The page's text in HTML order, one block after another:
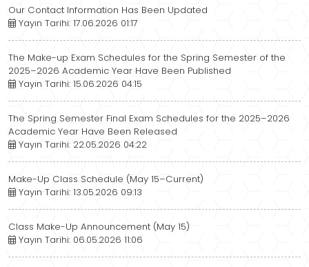
Our Contact Information Has Been Updated
Yayın Tarihi: 17.06.2026 01:17
The Make-up Exam Schedules for the Spring Semester of the
2025–2026 Academic Year Have Been Published
Yayın Tarihi: 15.06.2026 04:15
The Spring Semester Final Exam Schedules for the 2025–2026
Academic Year Have Been Released
Yayın Tarihi: 22.05.2026 04:22
Make-Up Class Schedule (May 15–Current)
Yayın Tarihi: 13.05.2026 09:13
Class Make-Up Announcement (May 15)
Yayın Tarihi: 06.05.2026 11:06